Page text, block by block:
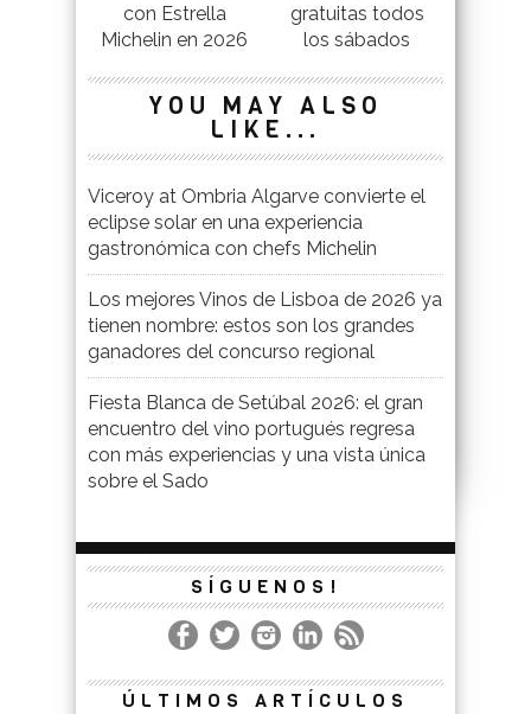
con Estrella
Michelin en 2026
gratuitas todos
los sábados
YOU MAY ALSO
LIKE...
Viceroy at Ombria Algarve convierte el
eclipse solar en una experiencia
gastronómica con chefs Michelin
Los mejores Vinos de Lisboa de 2026 ya
tienen nombre: estos son los grandes
ganadores del concurso regional
Fiesta Blanca de Setúbal 2026: el gran
encuentro del vino portugués regresa
con más experiencias y una vista única
sobre el Sado
SÍGUENOS!
ÚLTIMOS ARTÍCULOS